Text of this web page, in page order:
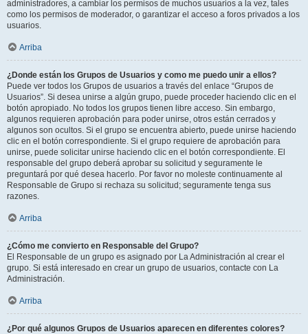
administradores, a cambiar los permisos de muchos usuarios a la vez, tales
como los permisos de moderador, o garantizar el acceso a foros privados a los
usuarios.
Arriba
¿Donde están los Grupos de Usuarios y como me puedo unir a ellos?
Puede ver todos los Grupos de usuarios a través del enlace “Grupos de
Usuarios”. Si desea unirse a algún grupo, puede proceder haciendo clic en el
botón apropiado. No todos los grupos tienen libre acceso. Sin embargo,
algunos requieren aprobación para poder unirse, otros están cerrados y
algunos son ocultos. Si el grupo se encuentra abierto, puede unirse haciendo
clic en el botón correspondiente. Si el grupo requiere de aprobación para
unirse, puede solicitar unirse haciendo clic en el botón correspondiente. El
responsable del grupo deberá aprobar su solicitud y seguramente le
preguntará por qué desea hacerlo. Por favor no moleste continuamente al
Responsable de Grupo si rechaza su solicitud; seguramente tenga sus
razones.
Arriba
¿Cómo me convierto en Responsable del Grupo?
El Responsable de un grupo es asignado por La Administración al crear el
grupo. Si está interesado en crear un grupo de usuarios, contacte con La
Administración.
Arriba
¿Por qué algunos Grupos de Usuarios aparecen en diferentes colores?